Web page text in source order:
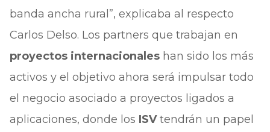
banda ancha rural”, explicaba al respecto
Carlos Delso. Los partners que trabajan en
proyectos internacionaleshan sido los más
activos y el objetivo ahora será impulsar todo
el negocio asociado a proyectos ligados a
aplicaciones, donde los ISVtendrán un papel